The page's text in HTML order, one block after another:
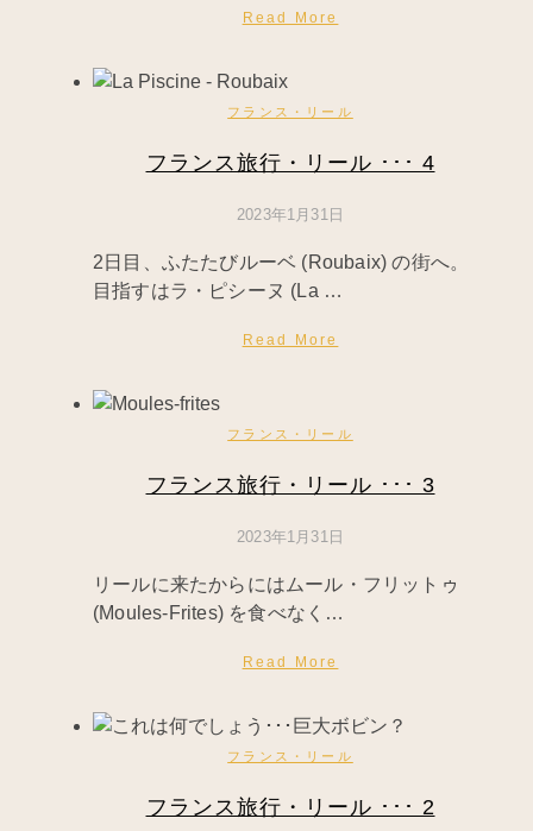
Read More
フランス・リール
フランス旅行・リール ･･･ 4
2023年1月31日
2日目、ふたたびルーベ (Roubaix) の街へ。
目指すはラ・ピシーヌ (La …
Read More
フランス・リール
フランス旅行・リール ･･･ 3
2023年1月31日
リールに来たからにはムール・フリットゥ
(Moules-Frites) を食べなく…
Read More
フランス・リール
フランス旅行・リール ･･･ 2